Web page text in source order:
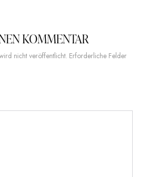
KOMMENTAR
nicht veröffentlicht. Erforderliche Felder